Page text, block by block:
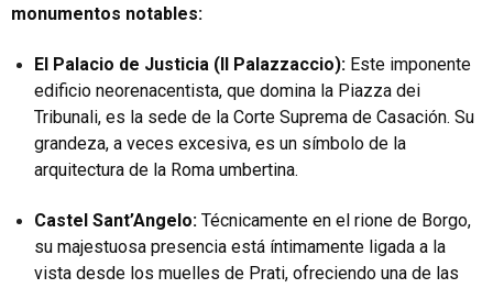
monumentos notables:
El Palacio de Justicia (Il Palazzaccio): Este imponente
edificio neorenacentista, que domina la Piazza dei
Tribunali, es la sede de la Corte Suprema de Casación. Su
grandeza, a veces excesiva, es un símbolo de la
arquitectura de la Roma umbertina.
Castel Sant’Angelo: Técnicamente en el rione de Borgo,
su majestuosa presencia está íntimamente ligada a la
vista desde los muelles de Prati, ofreciendo una de las